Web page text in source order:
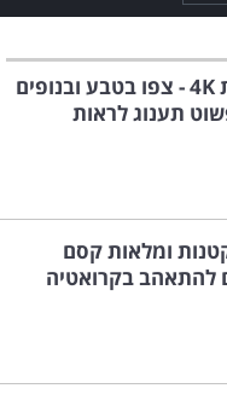
הודו באיכות 4K - צפו בטבע ובנופים
תענוג לראות
קטנות ומלאות קסם
להתאהב בקרואטיה